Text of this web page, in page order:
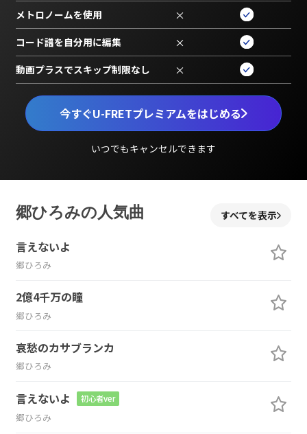
今すぐU-FRETプレミアムをはじめる
いつでもキャンセルできます
メトロノームを使用 ×
コード譜を自分用に編集 ×
動画プラスでスキップ制限なし ×
郷ひろみの人気曲 すべてを表示
言えないよ
郷ひろみ
2億4千万の瞳
郷ひろみ
哀愁のカサブランカ
郷ひろみ
言えないよ 初心者ver
郷ひろみ